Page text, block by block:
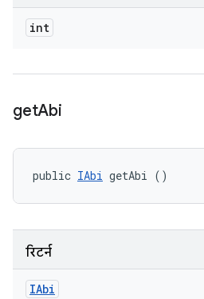
int
getAbi
public IAbi getAbi ()
रिटर्न
IAbi